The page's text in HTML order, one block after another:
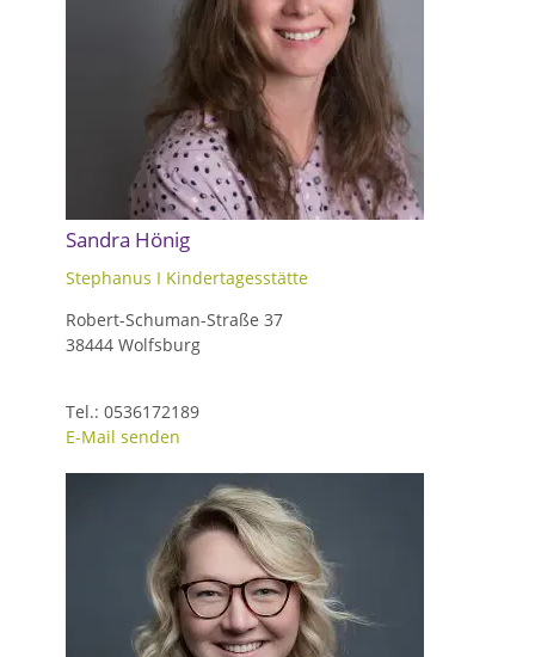
Sandra Hönig
Stephanus I Kindertagesstätte
Robert-Schuman-Straße 37
38444 Wolfsburg
Tel.: 0536172189
E-Mail senden